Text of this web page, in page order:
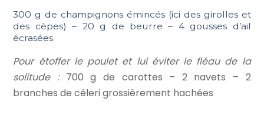
300 g de champignons émincés (ici des girolles et
des cèpes) – 20 g de beurre – 4 gousses d’ail
écrasées
Pour étoffer le poulet et lui éviter le fléau de la
solitude :700 g de carottes – 2 navets – 2
branches de céleri grossièrement hachées